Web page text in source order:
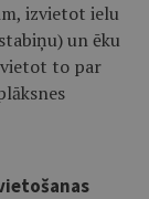
izvietot ielu
un ēku
to par